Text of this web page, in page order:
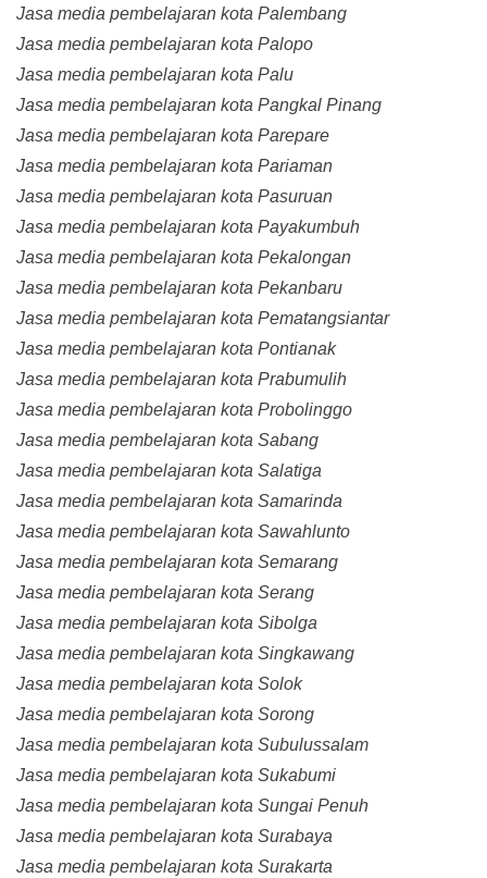
Jasa media pembelajaran kota Palembang
Jasa media pembelajaran kota Palopo
Jasa media pembelajaran kota Palu
Jasa media pembelajaran kota Pangkal Pinang
Jasa media pembelajaran kota Parepare
Jasa media pembelajaran kota Pariaman
Jasa media pembelajaran kota Pasuruan
Jasa media pembelajaran kota Payakumbuh
Jasa media pembelajaran kota Pekalongan
Jasa media pembelajaran kota Pekanbaru
Jasa media pembelajaran kota Pematangsiantar
Jasa media pembelajaran kota Pontianak
Jasa media pembelajaran kota Prabumulih
Jasa media pembelajaran kota Probolinggo
Jasa media pembelajaran kota Sabang
Jasa media pembelajaran kota Salatiga
Jasa media pembelajaran kota Samarinda
Jasa media pembelajaran kota Sawahlunto
Jasa media pembelajaran kota Semarang
Jasa media pembelajaran kota Serang
Jasa media pembelajaran kota Sibolga
Jasa media pembelajaran kota Singkawang
Jasa media pembelajaran kota Solok
Jasa media pembelajaran kota Sorong
Jasa media pembelajaran kota Subulussalam
Jasa media pembelajaran kota Sukabumi
Jasa media pembelajaran kota Sungai Penuh
Jasa media pembelajaran kota Surabaya
Jasa media pembelajaran kota Surakarta